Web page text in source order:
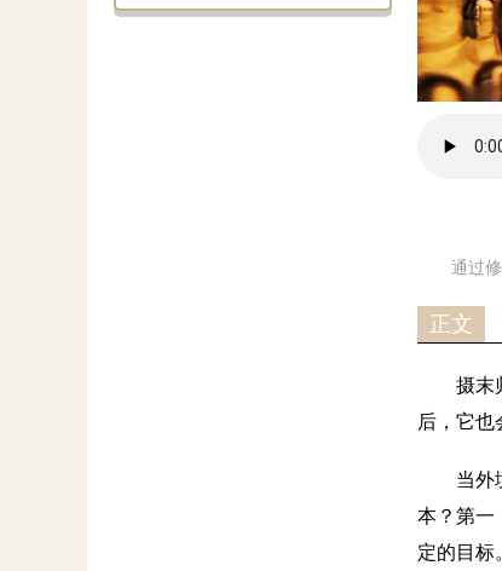
通过
正文
摄末
后，它也
当外
本？第一
定的目标